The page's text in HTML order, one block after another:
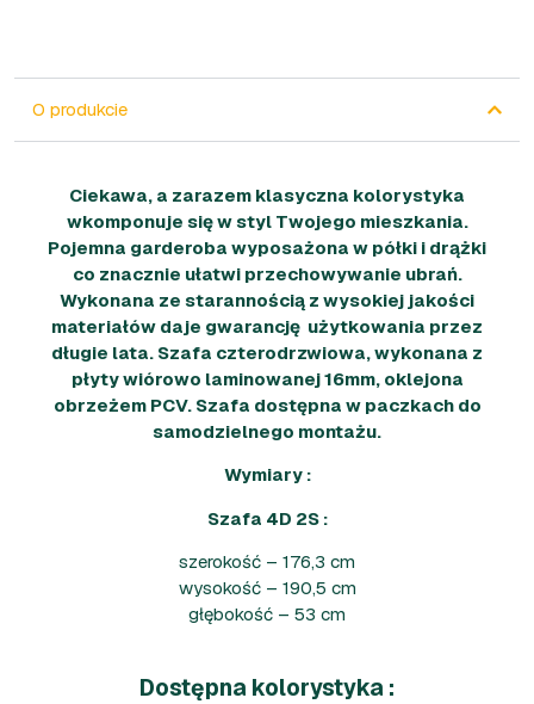
O produkcie
Ciekawa, a zarazem klasyczna kolorystyka
wkomponuje się w styl Twojego mieszkania.
Pojemna garderoba wyposażona w półki i drążki
co znacznie ułatwi przechowywanie ubrań.
Wykonana ze starannością z wysokiej jakości
materiałów daje gwarancję użytkowania przez
długie lata. Szafa czterodrzwiowa, wykonana z
płyty wiórowo laminowanej 16mm, oklejona
obrzeżem PCV. Szafa dostępna w paczkach do
samodzielnego montażu.
Wymiary :
Szafa 4D 2S :
szerokość – 176,3 cm
wysokość – 190,5 cm
głębokość – 53 cm
Dostępna kolorystyka :